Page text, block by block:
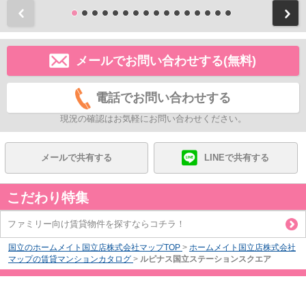
メールでお問い合わせする(無料)
電話でお問い合わせする
現況の確認はお気軽にお問い合わせください。
メールで共有する LINEで共有する
こだわり特集
ファミリー向け賃貸物件を探すならコチラ！
国立のホームメイト国立店株式会社マップTOP > ホームメイト国立店株式会社
マップの賃貸マンションカタログ > ルピナス国立ステーションスクエア